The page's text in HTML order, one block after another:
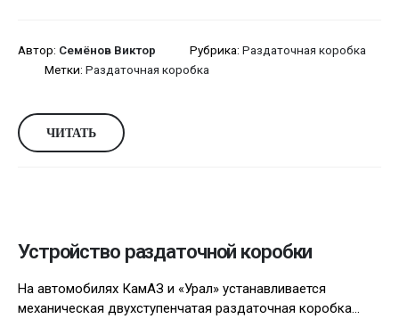
Автор: Семёнов Виктор Рубрика: Раздаточная коробка
Метки: Раздаточная коробка
ЧИТАТЬ
Устройство раздаточной коробки
На автомобилях КамАЗ и «Урал» устанавливается
механическая двухступенчатая раздаточная коробка...